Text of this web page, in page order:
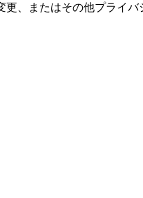
、またはその他プライ